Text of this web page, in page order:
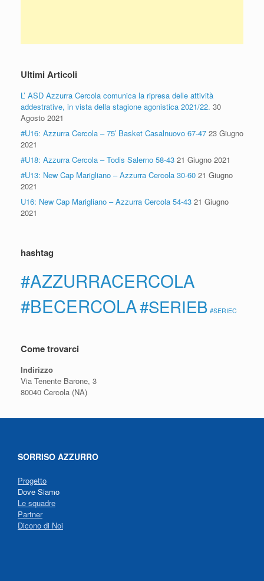
Ultimi Articoli
L’ ASD Azzurra Cercola comunica la ripresa delle attività
addestrative, in vista della stagione agonistica 2021/22. 30
Agosto 2021
#U16: Azzurra Cercola – 75′ Basket Casalnuovo 67-47 23 Giugno
2021
#U18: Azzurra Cercola – Todis Salerno 58-43 21 Giugno 2021
#U13: New Cap Marigliano – Azzurra Cercola 30-60 21 Giugno
2021
U16: New Cap Marigliano – Azzurra Cercola 54-43 21 Giugno
2021
hashtag
#AZZURRACERCOLA
#BECERCOLA#SERIEB #SERIEC
Come trovarci
Indirizzo
Via Tenente Barone, 3
80040 Cercola (NA)
SORRISO AZZURRO
Progetto
Dove Siamo
Le squadre
Partner
Dicono di Noi